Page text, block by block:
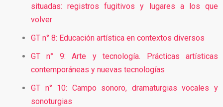
situadas: registros fugitivos y lugares a los que
volver
GT n° 8: Educación artística en contextos diversos
GT n° 9: Arte y tecnología. Prácticas artísticas
contemporáneas y nuevas tecnologías
GT n° 10: Campo sonoro, dramaturgias vocales y
sonoturgias